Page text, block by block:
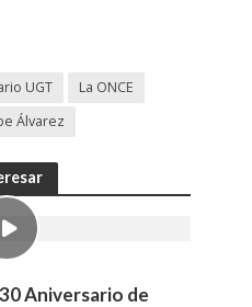
UGT
La ONCE
Álvarez
Aniversario de